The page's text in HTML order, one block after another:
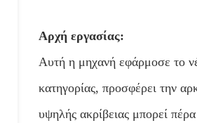
Αρχή εργασίας:
Αυτή η μηχανή εφάρμοσε το
κατηγορίας, προσφέρει την
υψηλής ακρίβειας μπορεί